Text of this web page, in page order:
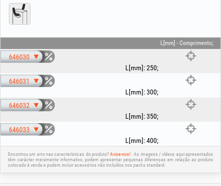
L[mm] - Comprimento;
646030
L[mm]:250;
646031
L[mm]:300;
646032
L[mm]:350;
646033
L[mm]:400;
Encontrou um erro nas características do produto?Avise-nos!
As imagens / vídeos aqui apresentados
têm carácter meramente informativo, podem apresentar pequenas diferenças em relação ao produto
colocado à venda e podem incluir acessórios não incluídos nos packs standard.